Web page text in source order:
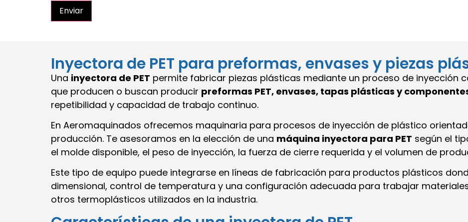
Enviar
Inyectora de PET para preformas, envases y piezas
Una inyectora de PET permite fabricar piezas plásticas mediante un proceso de inyección
que producen o buscan producir preformas PET, envases, tapas plásticas y
repetibilidad y capacidad de trabajo continuo.
En Aeromaquinados ofrecemos maquinaria para procesos de inyección de plástico
producción. Te asesoramos en la elección de una máquina inyectora para PET según el
el molde disponible, el peso de inyección, la fuerza de cierre requerida y el volumen de
Este tipo de equipo puede integrarse en líneas de fabricación para productos plásticos
dimensional, control de temperatura y una configuración adecuada para trabajar
otros termoplásticos utilizados en la industria.